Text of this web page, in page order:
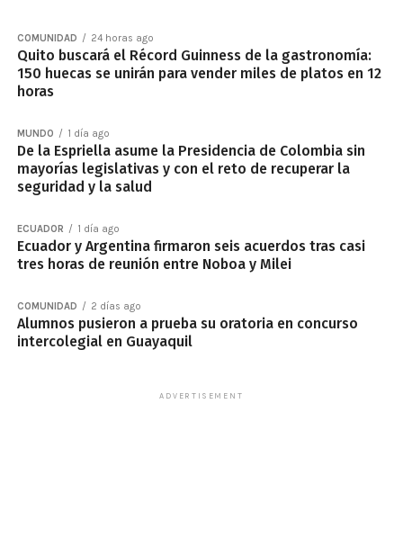
COMUNIDAD 24 horas ago
Quito buscará el Récord Guinness de la gastronomía:
150 huecas se unirán para vender miles de platos en 12
horas
MUNDO 1 día ago
De la Espriella asume la Presidencia de Colombia sin
mayorías legislativas y con el reto de recuperar la
seguridad y la salud
ECUADOR 1 día ago
Ecuador y Argentina firmaron seis acuerdos tras casi
tres horas de reunión entre Noboa y Milei
COMUNIDAD 2 días ago
Alumnos pusieron a prueba su oratoria en concurso
intercolegial en Guayaquil
ADVERTISEMENT